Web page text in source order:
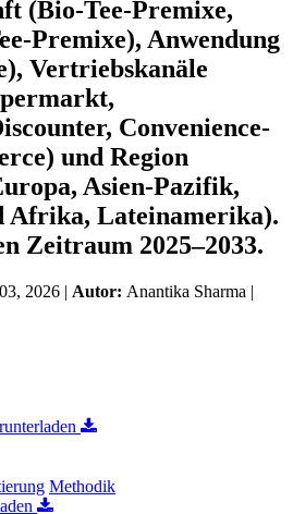
(Bio-Tee-Premixe,
Premixe), Anwendung
Vertriebskanäle
Convenience-
und Region
Asien-Pazifik,
Afrika, Lateinamerika).
Zeitraum 2025–2033.
2026 | Autor: Anantika Sharma |
Methodik